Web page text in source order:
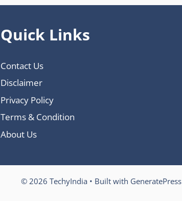
Quick Links
Contact Us
Disclaimer
Privacy Policy
Terms & Condition
About Us
© 2026 TechyIndia • Built with GeneratePress